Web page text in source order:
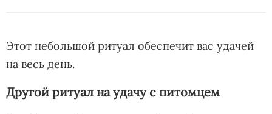
Этот небольшой ритуал обеспечит вас удачей
на весь день.
Другой ритуал на удачу с питомцем